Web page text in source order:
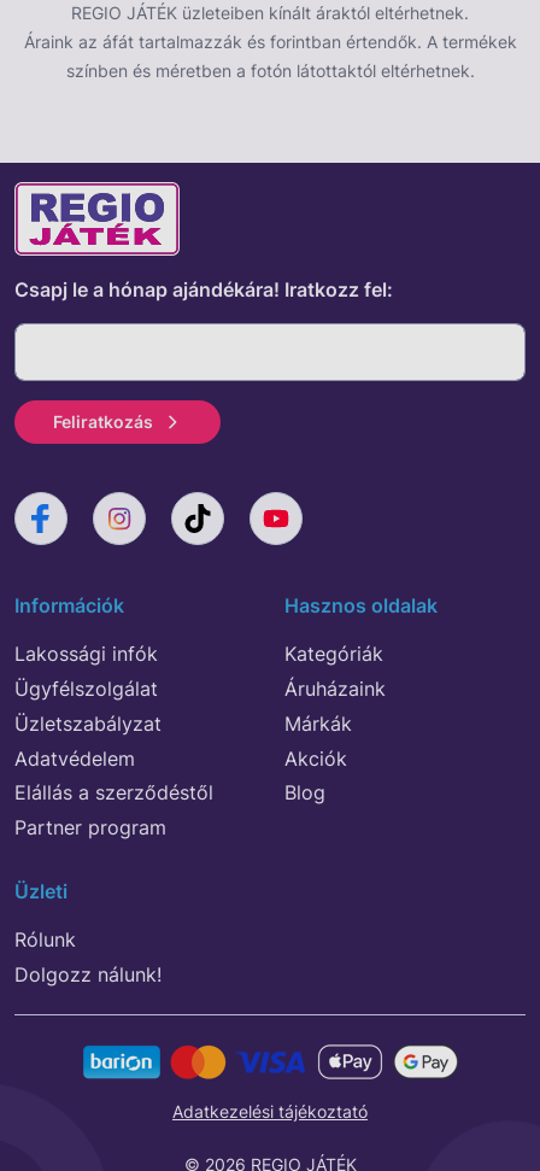
REGIO JÁTÉK üzleteiben kínált áraktól eltérhetnek.
Áraink az áfát tartalmazzák és forintban értendők. A termékek
színben és méretben a fotón látottaktól eltérhetnek.
Csapj le a hónap ajándékára! Iratkozz fel:
Feliratkozás
Információk
Lakossági infók
Ügyfélszolgálat
Üzletszabályzat
Adatvédelem
Elállás a szerződéstől
Partner program
Hasznos oldalak
Kategóriák
Áruházaink
Márkák
Akciók
Blog
Üzleti
Rólunk
Dolgozz nálunk!
© 2026 REGIO JÁTÉK
Adatkezelési tájékoztató